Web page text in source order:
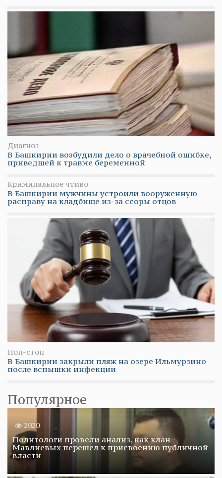
Диагноз
В Башкирии возбудили дело о врачебной ошибке,
приведшей к травме беременной
Криминальное чтиво
В Башкирии мужчины устроили вооруженную
расправу на кладбище из-за ссоры отцов
Нон-стоп
В Башкирии закрыли пляж на озере Ильмурзино
после вспышки инфекции
Популярное
2020
Политологи провели анализ, как клан
Мавлиевых перешел к присвоению публичной
власти